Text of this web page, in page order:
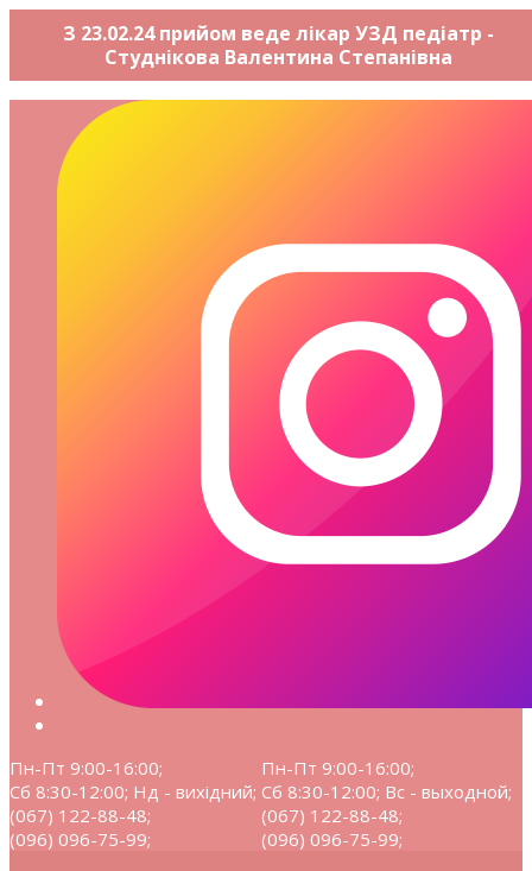
З 23.02.24 прийом веде лікар УЗД педіатр -
Студнікова Валентина Степанівна
Пн-Пт 9:00-16:00;
Сб 8:30-12:00; Нд - вихідний;
(067) 122-88-48;
(096) 096-75-99;
Пн-Пт 9:00-16:00;
Сб 8:30-12:00; Вс - выходной;
(067) 122-88-48;
(096) 096-75-99;